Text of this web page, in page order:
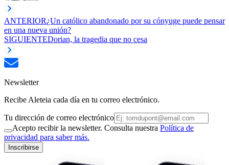
ANTERIOR¿Un católico abandonado por su cónyuge puede pensar
en una nueva unión?
SIGUIENTEDorian, la tragedia que no cesa
Newsletter
Recibe Aleteia cada día en tu correo electrónico.
Tu dirección de correo electrónico
Acepto recibir la newsletter. Consulta nuestra Política de
privacidad para saber más.
Inscribirse